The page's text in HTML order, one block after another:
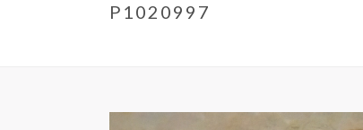
P1020997